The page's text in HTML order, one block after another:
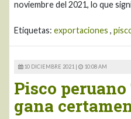
noviembre del 2021, lo que
Etiquetas: exportaciones ,
10 DICIEMBRE 2021 | 10:08 AM
Pisco peruano
gana